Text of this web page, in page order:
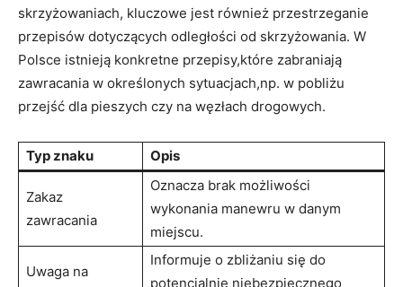
skrzyżowaniach, kluczowe jest również przestrzeganie
przepisów dotyczących odległości od skrzyżowania. W
Polsce istnieją konkretne przepisy,które zabraniają
zawracania w określonych sytuacjach,np. w pobliżu
przejść dla pieszych czy na węzłach drogowych.
Typ znaku Opis
Zakaz
zawracania
Oznacza brak możliwości
wykonania manewru w danym
miejscu.
Uwaga na
Informuje o zbliżaniu się do
potencjalnie niebezpiecznego